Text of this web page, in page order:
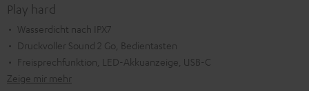
Play hard
Wasserdicht nach IPX7
Druckvoller Sound 2 Go, Bedientasten
Freisprechfunktion, LED-Akkuanzeige, USB-C
Zeige mir mehr